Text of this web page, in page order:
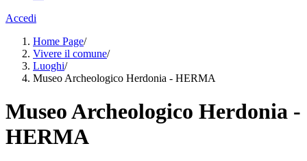
Accedi
Home Page/
Vivere il comune/
Luoghi/
Museo Archeologico Herdonia - HERMA
Museo Archeologico Herdonia -
HERMA